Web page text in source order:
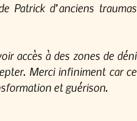
Patrick d’anciens traumas
accès à des zones de déni
Merci infiniment car ce
et guérison.